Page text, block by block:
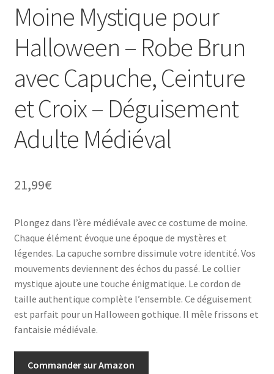
Moine Mystique pour
Halloween – Robe Brun
avec Capuche, Ceinture
et Croix – Déguisement
Adulte Médiéval
21,99€
Plongez dans l’ère médiévale avec ce costume de moine.
Chaque élément évoque une époque de mystères et
légendes. La capuche sombre dissimule votre identité. Vos
mouvements deviennent des échos du passé. Le collier
mystique ajoute une touche énigmatique. Le cordon de
taille authentique complète l’ensemble. Ce déguisement
est parfait pour un Halloween gothique. Il mêle frissons et
fantaisie médiévale.
Commander sur Amazon